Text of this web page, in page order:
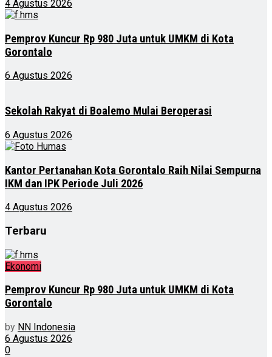
4 Agustus 2026
Pemprov Kuncur Rp 980 Juta untuk UMKM di Kota
Gorontalo
6 Agustus 2026
Sekolah Rakyat di Boalemo Mulai Beroperasi
6 Agustus 2026
Kantor Pertanahan Kota Gorontalo Raih Nilai Sempurna
IKM dan IPK Periode Juli 2026
4 Agustus 2026
Terbaru
Ekonomi
Pemprov Kuncur Rp 980 Juta untuk UMKM di Kota
Gorontalo
by NN Indonesia
6 Agustus 2026
0